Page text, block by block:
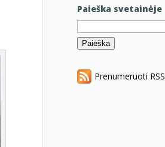
Paieška svetainėje
Ieškoti:
Prenumeruoti RSS